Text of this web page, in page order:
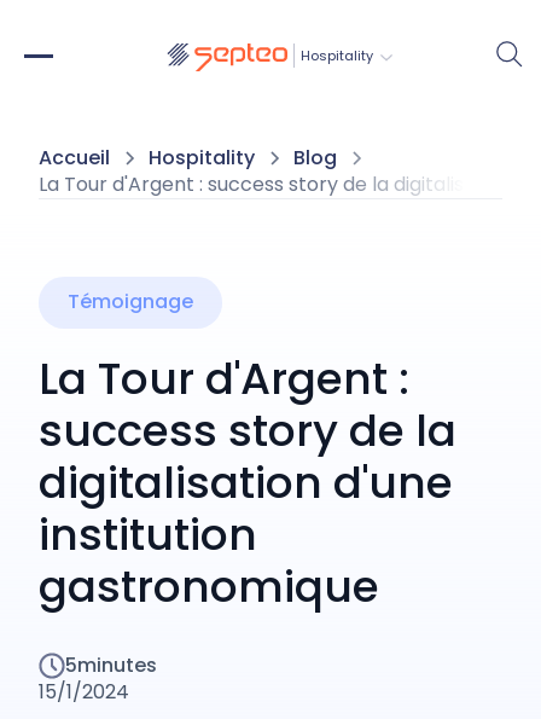
Hospitality
Accueil Hospitality
Blog
La Tour d'Argent : success story de la digitalisation
Témoignage
La Tour d'Argent :
success story de la
digitalisation d'une
institution
gastronomique
5minutes
15/1/2024